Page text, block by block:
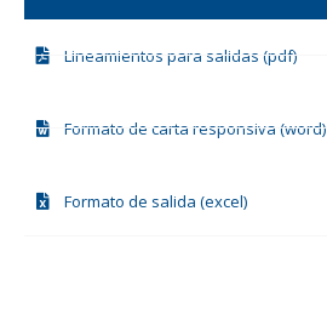
Lineamientos para salidas (pdf)
Formato de carta responsiva (word)
Formato de salida (excel)